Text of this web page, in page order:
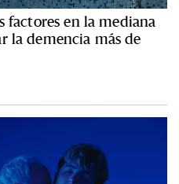
en la mediana
la demencia más de